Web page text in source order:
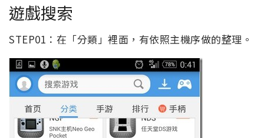
遊戲搜索
STEP01：在「分類」裡面，有依照主機序做的整理。